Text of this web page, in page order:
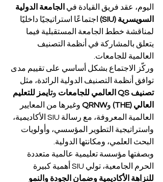
اليوم، عقد فريق القيادة في الجامعة الدولية
السويسرية (SIU)
اجتماعًا استراتيجيًا داخليًا
لمناقشة خطط الجامعة المستقبلية فيما
يتعلق بالمشاركة في أنظمة التصنيف
العالمية للجامعات.
وركّز الاجتماع بشكل أساسي على تقييم مدى
توافق أنظمة التصنيف الدولية الرائدة، مثل
تصنيف QS العالمي للجامعات
وتايمز للتعليم
العالي (THE)
وQRNW وغيرها من المعايير
العالمية المعروفة، مع رسالة SIU الأكاديمية،
واستراتيجية التطوير المؤسسي، وأولويات
البحث العلمي، ومكانتها الدولية.
وبصفتها مؤسسة تعليمية عالمية متعددة
الحرم الجامعية، تولي SIU أهمية كبيرة
للنزاهة الأكاديمية وضمان الجودة والنمو